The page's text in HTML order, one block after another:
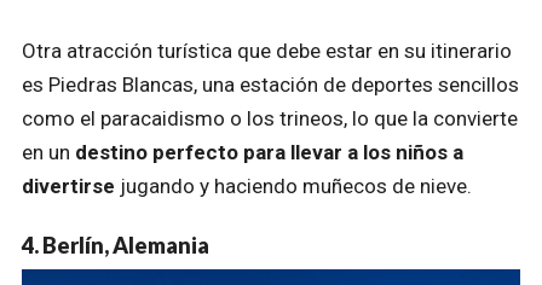
Otra atracción turística que debe estar en su itinerario
es Piedras Blancas, una estación de deportes sencillos
como el paracaidismo o los trineos, lo que la convierte
en un destino perfecto para llevar a los niños a
divertirse jugando y haciendo muñecos de nieve.
4. Berlín, Alemania